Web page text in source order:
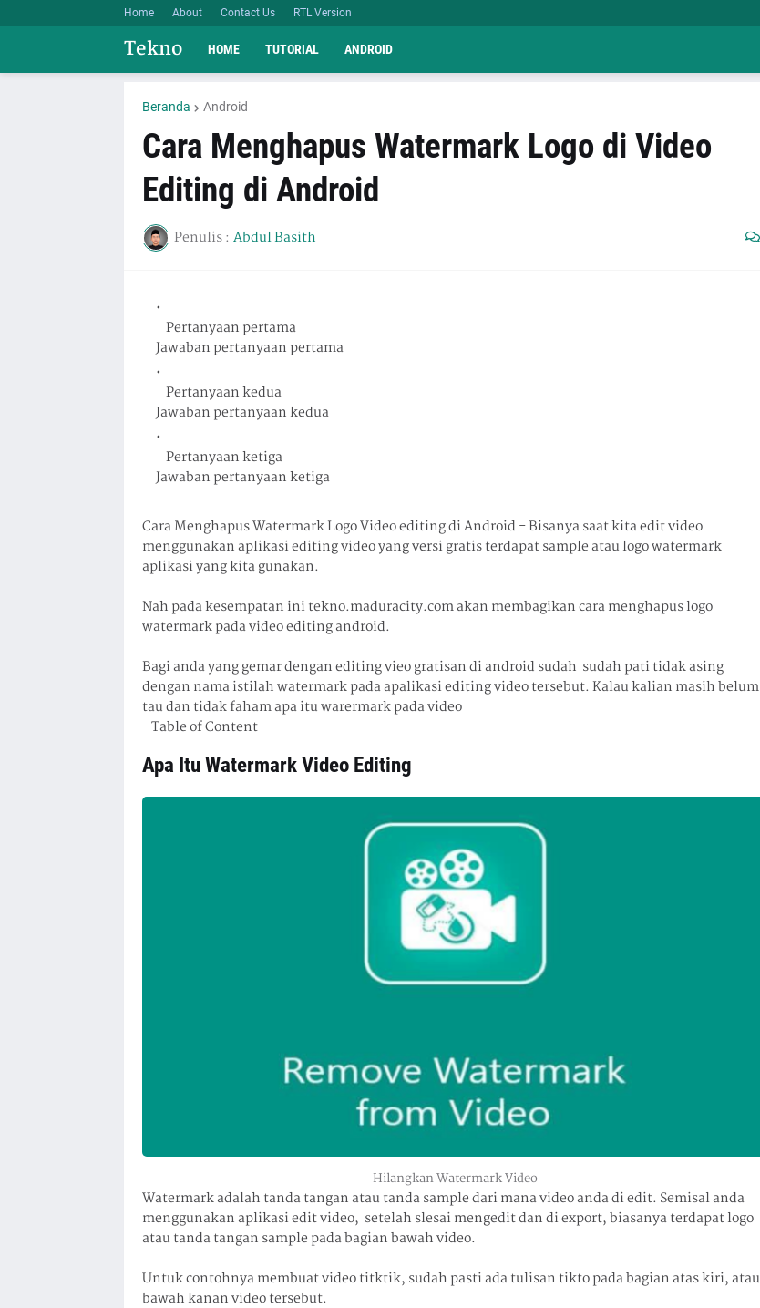
Home About Contact Us RTL Version
Tekno HOME TUTORIAL ANDROID
Beranda Android
Cara Menghapus Watermark Logo di Video
Editing di Android
Penulis : Abdul Basith
Pertanyaan pertama
Jawaban pertanyaan pertama
Pertanyaan kedua
Jawaban pertanyaan kedua
Pertanyaan ketiga
Jawaban pertanyaan ketiga
Cara Menghapus Watermark Logo Video editing di Android - Bisanya saat kita edit video
menggunakan aplikasi editing video yang versi gratis terdapat sample atau logo watermark
aplikasi yang kita gunakan.
Nah pada kesempatan ini tekno.maduracity.com akan membagikan cara menghapus logo
watermark pada video editing android.
Bagi anda yang gemar dengan editing vieo gratisan di android sudah sudah pati tidak asing
dengan nama istilah watermark pada apalikasi editing video tersebut. Kalau kalian masih belum
tau dan tidak faham apa itu warermark pada video
Table of Content
Apa Itu Watermark Video Editing
Hilangkan Watermark Video
Watermark adalah tanda tangan atau tanda sample dari mana video anda di edit. Semisal anda
menggunakan aplikasi edit video, setelah slesai mengedit dan di export, biasanya terdapat logo
atau tanda tangan sample pada bagian bawah video.
Untuk contohnya membuat video titktik, sudah pasti ada tulisan tikto pada bagian atas kiri, atau
bawah kanan video tersebut.